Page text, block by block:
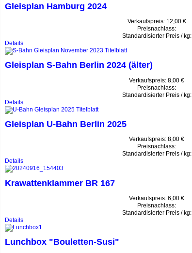
Gleisplan Hamburg 2024
Verkaufspreis: 12,00 €
Preisnachlass:
Standardisierter Preis / kg:
Details
Gleisplan S-Bahn Berlin 2024 (älter)
Verkaufspreis: 8,00 €
Preisnachlass:
Standardisierter Preis / kg:
Details
Gleisplan U-Bahn Berlin 2025
Verkaufspreis: 8,00 €
Preisnachlass:
Standardisierter Preis / kg:
Details
Krawattenklammer BR 167
Verkaufspreis: 6,00 €
Preisnachlass:
Standardisierter Preis / kg:
Details
Lunchbox "Bouletten-Susi"